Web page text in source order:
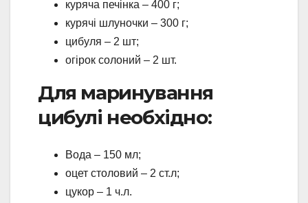
куряча печінка – 400 г;
курячі шлуночки – 300 г;
цибуля – 2 шт;
огірок солоний – 2 шт.
Для маринування
цибулі необхідно:
Вода – 150 мл;
оцет столовий – 2 ст.л;
цукор – 1 ч.л.